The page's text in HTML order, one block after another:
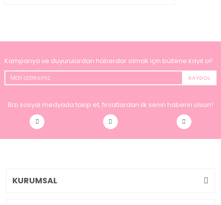
Kampanya ve duyurulardan haberdar olmak için bültene kayıt ol!
KAYDOL
Bizi sosyal medyada takip et, fırsatlardan ilk senin haberin olsun!
KURUMSAL